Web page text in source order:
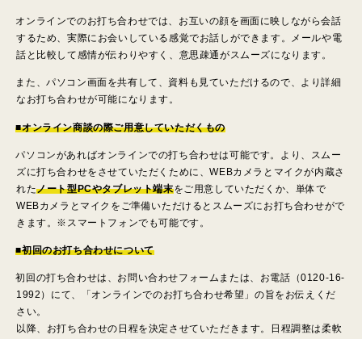
オンラインでのお打ち合わせでは、お互いの顔を画面に映しながら会話
するため、実際にお会いしている感覚でお話しができます。メールや電
話と比較して感情が伝わりやすく、意思疎通がスムーズになります。
また、パソコン画面を共有して、資料も見ていただけるので、より詳細
なお打ち合わせが可能になります。
■オンライン商談の際ご用意していただくもの
パソコンがあればオンラインでの打ち合わせは可能です。より、スムー
ズに打ち合わせをさせていただくために、WEBカメラとマイクが内蔵さ
れたノート型PCやタブレット端末をご用意していただくか、単体で
WEBカメラとマイクをご準備いただけるとスムーズにお打ち合わせがで
きます。※スマートフォンでも可能です。
■初回のお打ち合わせについて
初回の打ち合わせは、お問い合わせフォームまたは、お電話（0120-16-
1992）にて、「オンラインでのお打ち合わせ希望」の旨をお伝えくだ
さい。
以降、お打ち合わせの日程を決定させていただきます。日程調整は柔軟